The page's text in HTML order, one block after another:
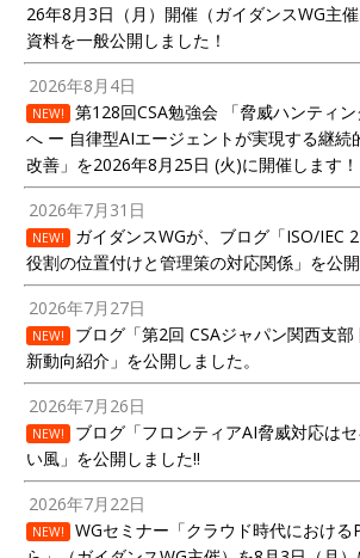
26年8月3日（月）開催（ガイダンスWG主催
資料を一般公開しました！
2026年8月4日
NEW!
第128回CSA勉強会 「脅威ハンティ
へ ー 自律型AIエージェントが実現する継続
改善」を2026年8月25日 (火)に開催します！
2026年7月31日
NEW!
ガイダンスWGが、ブログ「ISO/IEC
役割の位置付けと管理策の対応関係」を公開
2026年7月27日
NEW!
ブログ「第2回 CSAジャパン関西支
新動向紹介」を公開しました。
2026年7月26日
NEW!
ブログ「フロンティアAI脅威対応は
い風」を公開しました!!
2026年7月22日
NEW!
WGセミナー「クラウド時代におけ